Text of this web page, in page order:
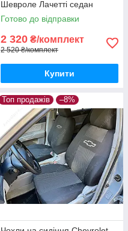
Шевроле Лачетті седан
Готово до відправки
2 320 ₴/комплект
2 520 ₴/комплект
Купити
Топ продажів –8%